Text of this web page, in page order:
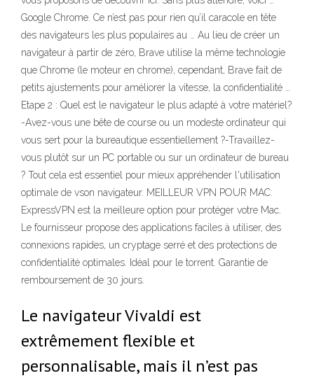
Google Chrome. Ce n’est pas pour rien qu’il caracole en tête
des navigateurs les plus populaires au … Au lieu de créer un
navigateur à partir de zéro, Brave utilise la même technologie
que Chrome (le moteur en chrome), cependant, Brave fait de
petits ajustements pour améliorer la vitesse, la confidentialité …
Etape 2 : Quel est le navigateur le plus adapté à votre matériel?
-Avez-vous une bête de course ou un modeste ordinateur qui
vous sert pour la bureautique essentiellement ?-Travaillez-
vous plutôt sur un PC portable ou sur un ordinateur de bureau
? Tout cela est essentiel pour mieux appréhender l'utilisation
optimale de vson navigateur. MEILLEUR VPN POUR MAC:
ExpressVPN est la meilleure option pour protéger votre Mac.
Le fournisseur propose des applications faciles à utiliser, des
connexions rapides, un cryptage serré et des protections de
confidentialité optimales. Idéal pour le torrent. Garantie de
remboursement de 30 jours.
Le navigateur Vivaldi est
extrêmement flexible et
personnalisable, mais il n’est pas